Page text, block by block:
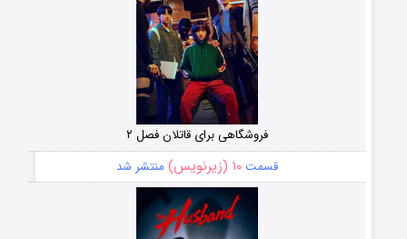
فروشگاهی برای قاتلان فصل ۲
قسمت۱۰ (زیرنویس) منتشر شد